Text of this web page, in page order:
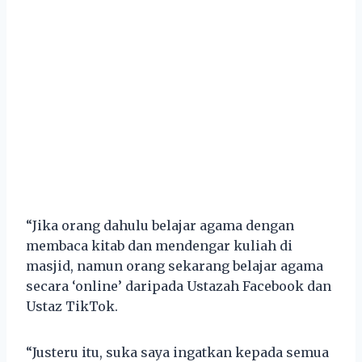
“Jika orang dahulu belajar agama dengan
membaca kitab dan mendengar kuliah di
masjid, namun orang sekarang belajar agama
secara ‘online’ daripada Ustazah Facebook dan
Ustaz TikTok.
“Justeru itu, suka saya ingatkan kepada semua